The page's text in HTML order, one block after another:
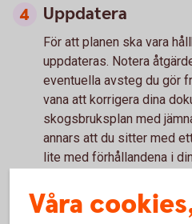
Uppdatera
För att planen ska vara
uppdateras. Notera
eventuella avsteg du gör
vana att korrigera dina
skogsbruksplan med
annars att du sitter med
lite med förhållandena i
Våra